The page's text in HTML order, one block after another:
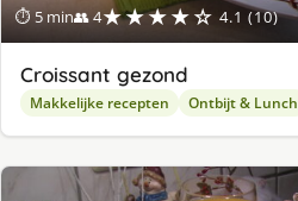
⏱ 5 min👥 4★★★★☆ 4.1 (10)
Croissant gezond
Makkelijke recepten Ontbijt & Lunch